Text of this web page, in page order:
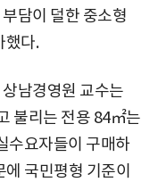
담이 덜한 중소형
했다.
남경영원 교수는
불리는 전용 84㎡는
수요자들이 구매하
국민평형 기준이